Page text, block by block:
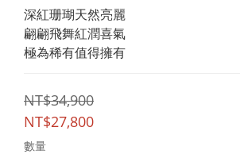
深紅珊瑚天然亮麗
翩翩飛舞紅潤喜氣
極為稀有值得擁有
NT$34,900
NT$27,800
數量